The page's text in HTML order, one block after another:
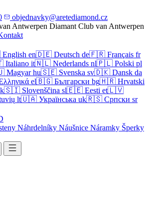
objednavky@aretediamond.cz
Antwerpen Diamant Club van Antwerpen
English en🇩🇪 Deutsch de🇫🇷 Français fr
Italiano it🇳🇱 Nederlands nl🇵🇱 Polski pl
Magyar hu🇸🇪 Svenska sv🇩🇰 Dansk da
el🇧🇬 Български bg🇭🇷 Hrvatski
🇸🇮 Slovenščina sl🇪🇪 Eesti et🇱🇻
lt🇺🇦 Українська uk🇷🇸 Српски sr
Náhrdelníky Náušnice Náramky Šperky